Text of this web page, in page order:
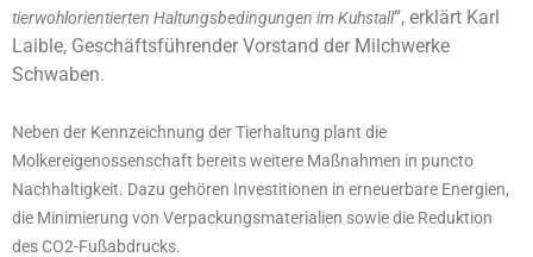
tierwohlorientierten Haltungsbedingungen im Kuhstall“, erklärt Karl
Laible, Geschäftsführender Vorstand der Milchwerke
Schwaben.
Neben der Kennzeichnung der Tierhaltung plant die
Molkereigenossenschaft bereits weitere Maßnahmen in puncto
Nachhaltigkeit. Dazu gehören Investitionen in erneuerbare Energien,
die Minimierung von Verpackungsmaterialien sowie die Reduktion
des CO2-Fußabdrucks.